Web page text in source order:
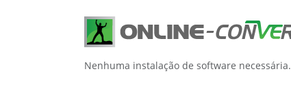
Nenhuma instalação de software necessária.